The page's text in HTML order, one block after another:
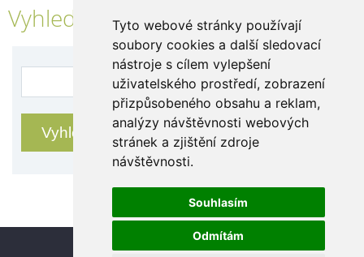
Tyto webové stránky používají
soubory cookies a další sledovací
nástroje s cílem vylepšení
uživatelského prostředí, zobrazení
přizpůsobeného obsahu a reklam,
analýzy návštěvnosti webových
stránek a zjištění zdroje
návštěvnosti.
Souhlasím
Odmítám
Vyhledávání
Update cookies preferences